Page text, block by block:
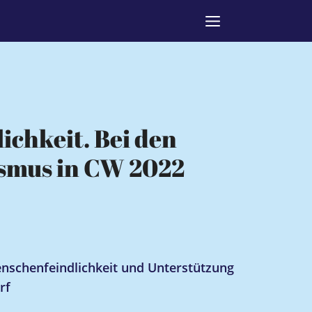
Bei den
in CW 2022
und Unterstützung